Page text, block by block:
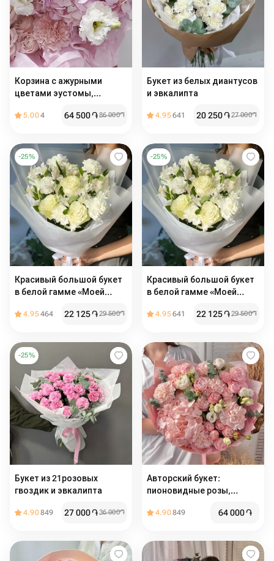
Корзина с ажурными
цветами эустомы,
пионовидной розой
5.004 64 500֏86 000֏
Букет из белых диантусов
и эвкалипта
4.95641 20 250֏27 000֏
-25%
Красивый большой букет
в белой гамме «Моей
4.95464 22 125֏29 500֏
-25%
Красивый большой букет
в белой гамме «Моей
4.95641 22 125֏29 500֏
-25%
Букет из 21розовых
гвоздик и эвкалипта
4.90849 27 000֏36 000֏
Авторский букет:
пионовидные розы,
диантус, эвкалипт
4.90849 64 000֏